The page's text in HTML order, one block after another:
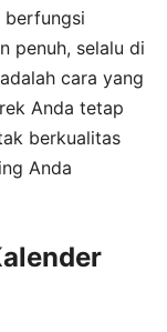
berfungsi
penuh, selalu di
cara yang
Anda tetap
berkualitas
Anda